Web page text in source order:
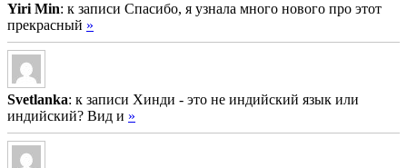
Yiri Min: к записи Спасибо, я узнала много нового про этот
прекрасный »
Svetlanka: к записи Хинди - это не индийский язык или
индийский? Вид и »